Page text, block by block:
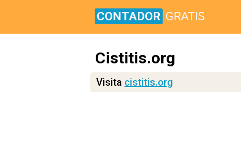
CONTADOR GRATIS
Cistitis.org
Visita cistitis.org